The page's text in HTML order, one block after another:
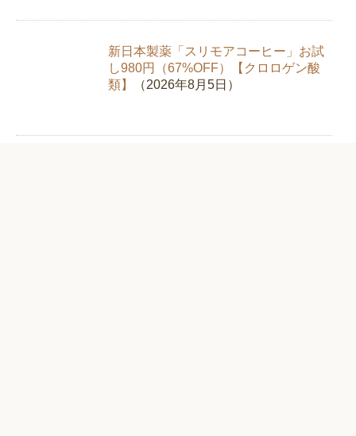
新日本製薬「スリモアコーヒー」お試
し980円（67%OFF）【クロロゲン酸
類】
（2026年8月5日）